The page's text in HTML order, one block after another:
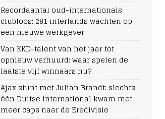
Recordaantal oud-internationals
clubloos: 281 interlands wachten op
een nieuwe werkgever
Van KKD-talent van het jaar tot
opnieuw verhuurd: waar spelen de
laatste vijf winnaars nu?
Ajax stunt met Julian Brandt: slechts
één Duitse international kwam met
meer caps naar de Eredivisie